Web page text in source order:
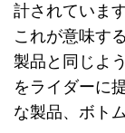
計されています
これが意味す
製品と同じよ
をライダーに
な製品、ボト